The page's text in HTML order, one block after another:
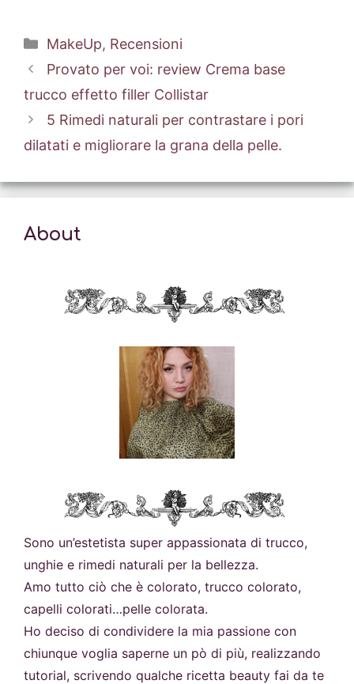
Categorie
MakeUp, Recensioni
Provato per voi: review Crema base
trucco effetto filler Collistar
5 Rimedi naturali per contrastare i pori
dilatati e migliorare la grana della pelle.
About
Sono un’estetista super appassionata di trucco,
unghie e rimedi naturali per la bellezza.
Amo tutto ciò che è colorato, trucco colorato,
capelli colorati…pelle colorata.
Ho deciso di condividere la mia passione con
chiunque voglia saperne un pò di più, realizzando
tutorial, scrivendo qualche ricetta beauty fai da te